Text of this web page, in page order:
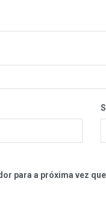
para a próxima vez